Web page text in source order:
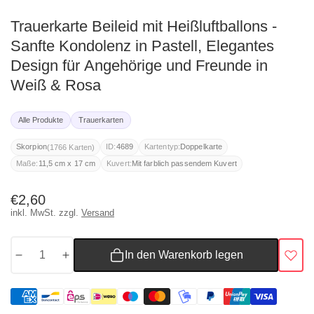
Trauerkarte Beileid mit Heißluftballons -
Sanfte Kondolenz in Pastell, Elegantes
Design für Angehörige und Freunde in
Weiß & Rosa
Alle Produkte Trauerkarten
Skorpion(1766 Karten) ID:4689 Kartentyp:Doppelkarte
Maße: 11,5 cm x 17 cm Kuvert:Mit farblich passendem Kuvert
Normaler
Preis
€2,60
inkl. MwSt. zzgl. Versand
Menge
Trauerkarte
Menge
Trauerkarte
In den Warenkorb legen